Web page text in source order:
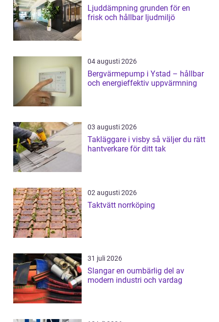
Ljuddämpning grunden för en
frisk och hållbar ljudmiljö
04 augusti 2026
Bergvärmepump i Ystad – hållbar
och energieffektiv uppvärmning
03 augusti 2026
Takläggare i visby så väljer du rätt
hantverkare för ditt tak
02 augusti 2026
Taktvätt norrköping
31 juli 2026
Slangar en oumbärlig del av
modern industri och vardag